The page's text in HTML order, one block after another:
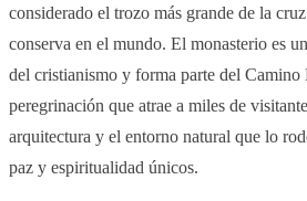
considerado el trozo más grande de la
conserva en el mundo. El monasterio es
del cristianismo y forma parte del Camino
peregrinación que atrae a miles de
arquitectura y el entorno natural que lo
paz y espiritualidad únicos.